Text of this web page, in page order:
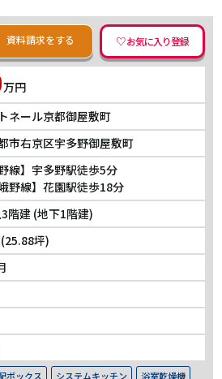
資料請求をする
万円
ネール京都御屋敷町
市右京区宇多野御屋敷町
線】宇多野駅徒歩5分
野線】花園駅徒歩18分
階建 (地下1階建)
坪)
ボックス システムキッチン
浴室乾燥機